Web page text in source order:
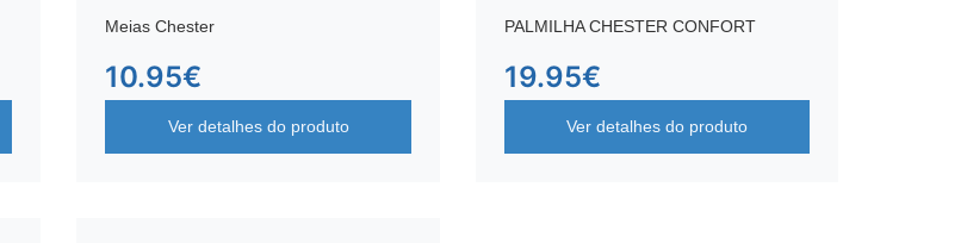
Meias Chester
10.95€
Ver detalhes do produto
PALMILHA CHESTER CONFORT
19.95€
Ver detalhes do produto